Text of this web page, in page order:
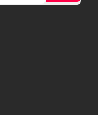
Handicap
de Mission Handicap